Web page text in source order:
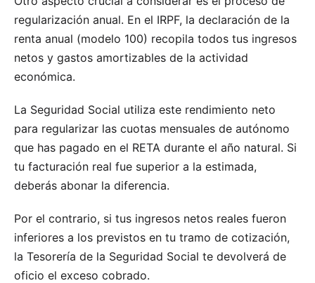
regularización anual. En el IRPF, la declaración de la
renta anual (modelo 100) recopila todos tus ingresos
netos y gastos amortizables de la actividad
económica.
La Seguridad Social utiliza este rendimiento neto
para regularizar las cuotas mensuales de autónomo
que has pagado en el RETA durante el año natural. Si
tu facturación real fue superior a la estimada,
deberás abonar la diferencia.
Por el contrario, si tus ingresos netos reales fueron
inferiores a los previstos en tu tramo de cotización,
la Tesorería de la Seguridad Social te devolverá de
oficio el exceso cobrado.